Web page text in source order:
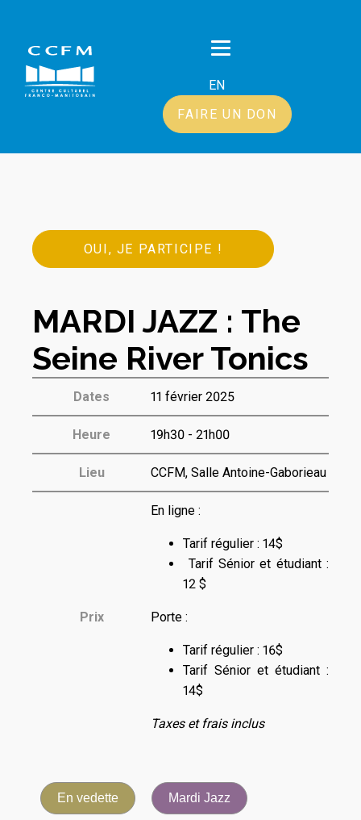
EN
FAIRE UN DON
OUI, JE PARTICIPE !
MARDI JAZZ : The
Seine River Tonics
Dates 11 février 2025
Heure 19h30 - 21h00
Lieu CCFM, Salle Antoine-Gaborieau
Prix
En ligne :
Tarif régulier : 14$
Tarif Sénior et étudiant :
12 $
Porte :
Tarif régulier : 16$
Tarif Sénior et étudiant :
14$
Taxes et frais inclus
En vedette Mardi Jazz